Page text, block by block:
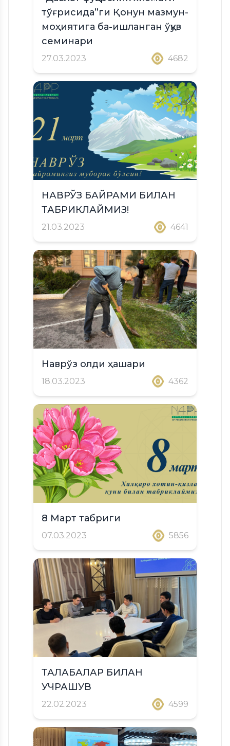
тўғрисида”ги Қонун мазмун-
моҳиятига ба-ишланган ўқув
семинари
27.03.2023 4682
НАВРЎЗ БАЙРАМИ БИЛАН
ТАБРИКЛАЙМИЗ!
21.03.2023 4641
Наврўз олди ҳашари
18.03.2023 4362
8 Март табриги
07.03.2023 5856
ТАЛАБАЛАР БИЛАН
УЧРАШУВ
22.02.2023 4599